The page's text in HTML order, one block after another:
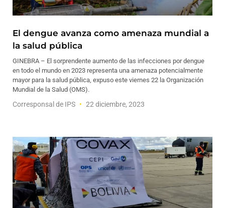
El dengue avanza como amenaza mundial a
la salud pública
GINEBRA – El sorprendente aumento de las infecciones por dengue
en todo el mundo en 2023 representa una amenaza potencialmente
mayor para la salud pública, expuso este viernes 22 la Organización
Mundial de la Salud (OMS).
Corresponsal de IPS 22 diciembre, 2023